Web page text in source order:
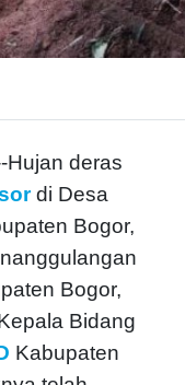
Hujan deras
di Desa
Bogor,
Bogor,
Bidang
Kabupaten